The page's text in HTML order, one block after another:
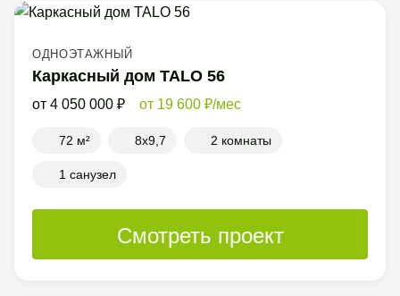
ОДНОЭТАЖНЫЙ
Каркасный дом TALO 56
4 050 000 19 600 /мес
72 м² 8x9,7 2 комнаты
1 санузел
Смотреть проект